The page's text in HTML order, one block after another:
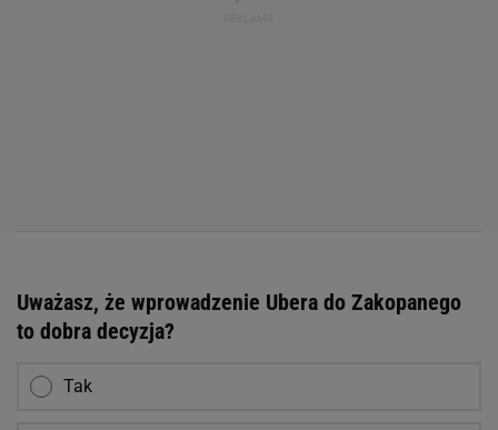
Uważasz, że wprowadzenie Ubera do Zakopanego
to dobra decyzja?
Tak